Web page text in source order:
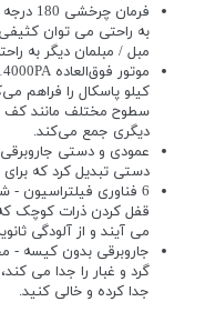
به راحتی می توان
مبل / مبلمان دیگر به
کیلو پاسکال را فراهم
سطوح مختلف مانند
دیگری جمع می‌کند.
عمودی و دستی
دستی تبدیل کرد که
6 فناوری
قفل کردن ذرات کوچک که
می آیند و از آلودگی
گرد و غبار را جدا می
جدا کرده و خالی کنید.